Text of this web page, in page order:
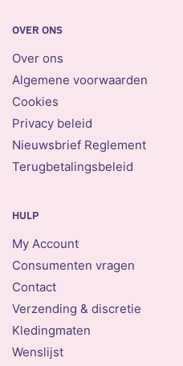
OVER ONS
Over ons
Algemene voorwaarden
Cookies
Privacy beleid
Nieuwsbrief Reglement
Terugbetalingsbeleid
HULP
My Account
Consumenten vragen
Contact
Verzending & discretie
Kledingmaten
Wenslijst